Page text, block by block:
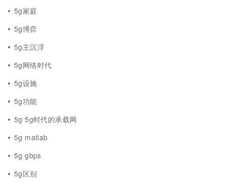
5g家庭
5g博弈
5g主沉浮
5g网络时代
5g设施
5g功能
5g 5g时代的承载网
5g matlab
5g gbps
5g区别